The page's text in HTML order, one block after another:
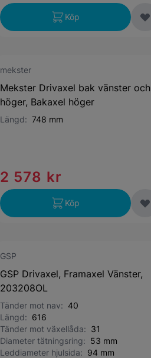
Köp
mekster
Mekster Drivaxel bak vänster och
höger, Bakaxel höger
Längd: 748 mm
2 578 kr
Köp
GSP
GSP Drivaxel, Framaxel Vänster,
203208OL
Tänder mot nav: 40
Längd: 616
Tänder mot växellåda: 31
Diameter tätningsring: 53 mm
Leddiameter hjulsida: 94 mm